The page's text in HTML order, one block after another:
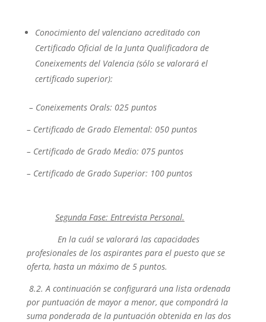
Conocimiento del valenciano acreditado con
Certificado Oficial de la Junta Qualificadora de
Coneixements del Valencia (sólo se valorará el
certificado superior):
– Coneixements Orals: 0´25 puntos
– Certificado de Grado Elemental: 0´50 puntos
– Certificado de Grado Medio: 0´75 puntos
– Certificado de Grado Superior: 1´00 puntos
Segunda Fase: Entrevista Personal.
En la cuál se valorará las capacidades
profesionales de los aspirantes para el puesto que se
oferta, hasta un máximo de 5 puntos.
8.2. A continuación se configurará una lista ordenada
por puntuación de mayor a menor, que compondrá la
suma ponderada de la puntuación obtenida en las dos